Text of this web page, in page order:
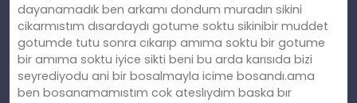
dayanamadık ben arkamı dondum muradın sikini
cikarmıstım dısardaydı gotume soktu sikinibir muddet
gotumde tutu sonra cıkarıp amıma soktu bir gotume
bir amıma soktu iyice sikti beni bu arda karısıda bizi
seyrediyodu ani bir bosalmayla icime bosandı.ama
ben bosanamamıstım cok ateslıydım baska bır